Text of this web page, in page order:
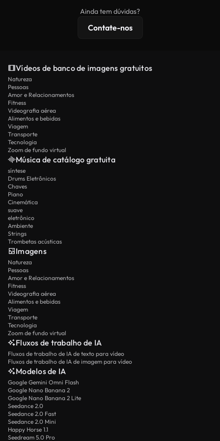
licenciamento estendidas.
Ainda tem dúvidas?
Contate-nos
Vídeos de banco de imagens gratuitos
Natureza
Pessoas
Amor e Relacionamentos
Fitness
Videografia aérea
Alimentos e bebidas
Viagem
Transporte
Tecnologia
Zoom de fundo virtual
Música de catálogo gratuita
síntese
Drums Eletrônicos
Chaves
Piano
Cinemática
suave
eletrônico
Ambiente
Strings
Trombetas acústicas
Imagens
Natureza
Pessoas
Amor e Relacionamentos
Fitness
Videografia aérea
Alimentos e bebidas
Viagem
Transporte
Tecnologia
Zoom de fundo virtual
Fluxos de trabalho de IA
Fluxos de trabalho de IA de texto para vídeo
Fluxos de trabalho de IA de imagem para vídeo
Modelos de IA
Google Gemini Omni Flash
Google Nano Banana 2
Google Nano Banana 2 Lite
Seedance 2.0
Seedance 2.0 Fast
Seedance 2.0 Mini
Happy Horse 1.1
Seedream 5.0 Pro